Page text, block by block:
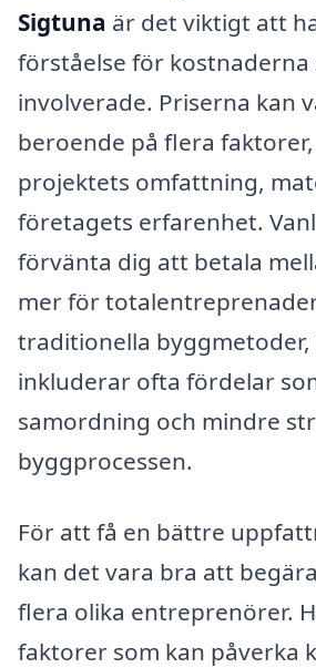
Sigtuna är det viktigt att
förståelse för kostnaderna
involverade. Priserna kan
beroende på flera
projektets omfattning,
företagets erfarenhet.
förvänta dig att betala
mer för
traditionella byggmetoder,
inkluderar ofta fördelar
samordning och mindre
byggprocessen.
För att få en bättre
kan det vara bra att
flera olika entreprenörer.
faktorer som kan påverka